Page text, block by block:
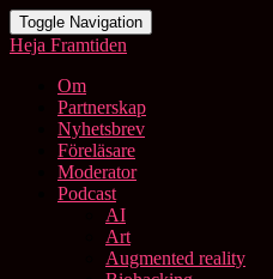
Toggle Navigation
Heja Framtiden
Om
Partnerskap
Nyhetsbrev
Föreläsare
Moderator
Podcast
AI
Art
Augmented reality